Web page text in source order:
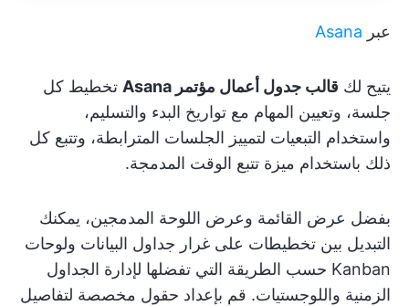
عبر Asana
يتيح لك قالب جدول أعمال مؤتمر Asana
تخطيط كل
جلسة، وتعيين المهام مع تواريخ البدء والتسليم،
واستخدام التبعيات لتمييز الجلسات المترابطة، وتتبع كل
ذلك باستخدام ميزة تتبع الوقت المدمجة.
بفضل عرض القائمة وعرض اللوحة المدمجين، يمكنك
التبديل بين تخطيطات على غرار جداول البيانات ولوحات
Kanban حسب الطريقة التي تفضلها لإدارة الجداول
الزمنية واللوجستيات. قم بإعداد حقول مخصصة لتفاصيل